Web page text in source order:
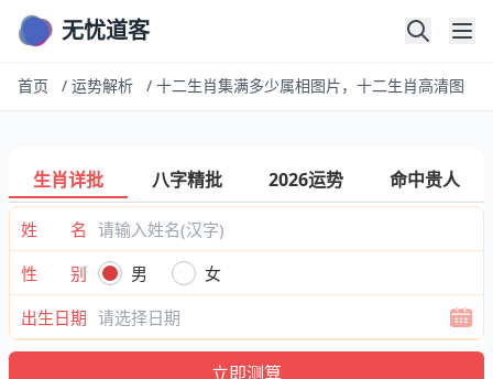
无忧道客
首页 / 运势解析 / 十二生肖集满多少属相图片，十二生肖高清图
生肖详批 八字精批 2026运势 命中贵人
姓 名
性 别
男
女
出生日期